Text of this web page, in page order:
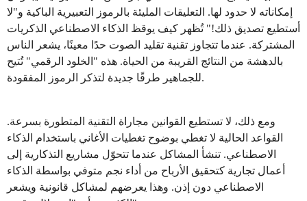
إمكاناته لا حدود لها. التعليقات المليئة بالرموز التعبيرية الباكية و"لا
أستطيع تصديق ذلك!" تُظهر كيف يوقظ الذكاء الاصطناعي الذكريات
المشتركة. عندما تتجاوز تقنية تقليد الصوت حدًا معينًا، يشعر الناس
بالدهشة من النتائج القريبة من الحياة. هذه "الخلود الرقمي" تُتيح
للجماهير طرقًا جديدة لتذكر الرموز المفقودة.
ومع ذلك، لا تستطيع القوانين مجاراة التقنية المتطورة بسرعة.
القواعد الحالية لا تغطي بوضوح تغطيات الأغاني باستخدام الذكاء
الاصطناعي. تنشأ المشاكل عندما تتحوّل مشاريع التذكارية إلى
أعمال تجارية كتحقيق الأرباح من أداء نجم متوفي بواسطة الذكاء
الاصطناعي دون إذن. وهذا يعرضهم لمشاكل قانونية ويشعر